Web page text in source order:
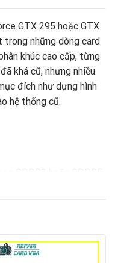
GTX 295 hoặc GTX
trong những dòng card
khúc cao cấp, từng
khá cũ, nhưng nhiều
đích như dựng hình
hệ thống cũ.
GDDR3 hoặc GDDR5
hoạt động, chip nhớ
GTX 190?